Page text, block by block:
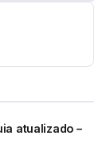
atualizado –